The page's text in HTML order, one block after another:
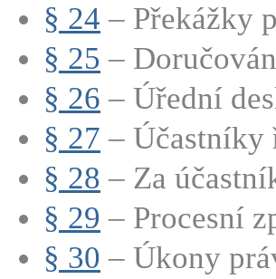
§ 24 – Překážky
§ 25 –
§ 26 – Úřední
§ 27 – Účastníky
§ 28 – Za
§ 29 – Procesní
§ 30 – Úkony